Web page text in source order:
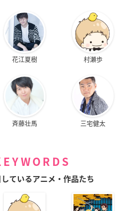
花江夏樹 村瀬歩
斉藤壮馬 三宅健太
ているアニメ・作品たち